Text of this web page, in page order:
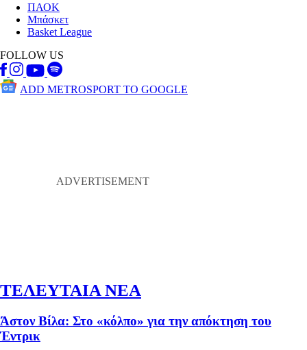
ΠΑΟΚ
Μπάσκετ
Basket League
FOLLOW US
ADD METROSPORT TO GOOGLE
ΤΕΛΕΥΤΑΙΑ ΝΕΑ
Άστον Βίλα: Στο «κόλπο» για την απόκτηση του
Έντρικ